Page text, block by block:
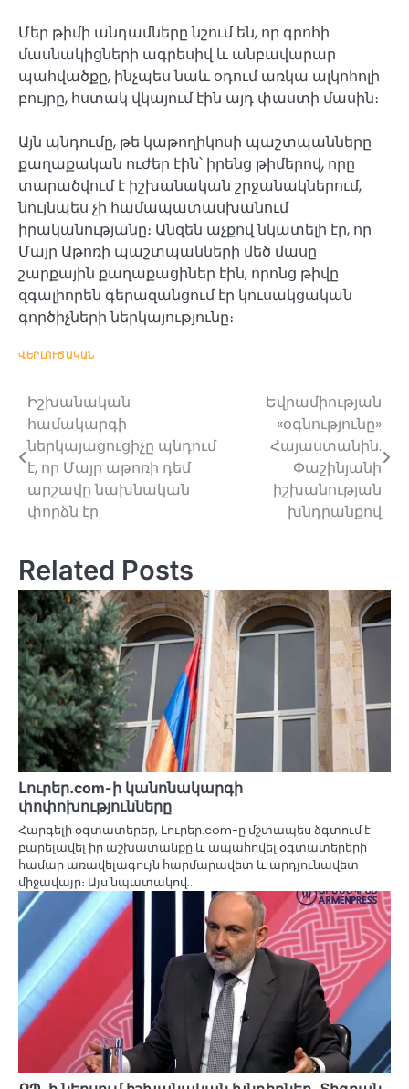
Մեր թիմի անդամները նշում են, որ գրոհի
մասնակիցների ագրեսիվ և անբավարար
պահվածքը, ինչպես նաև օդում առկա ալկոհոլի
բույրը, հստակ վկայում էին այդ փաստի մասին։
Այն պնդումը, թե կաթողիկոսի պաշտպանները
քաղաքական ուժեր էին՝ իրենց թիմերով, որը
տարածվում է իշխանական շրջանակներում,
նույնպես չի համապատասխանում
իրականությանը։ Անզեն աչքով նկատելի էր, որ
Մայր Աթոռի պաշտպանների մեծ մասը
շարքային քաղաքացիներ էին, որոնց թիվը
զգալիորեն գերազանցում էր կուսակցական
գործիչների ներկայությունը։
ՎԵՐԼՈՒԾԱԿԱՆ
Post
navigation
Իշխանական
համակարգի
ներկայացուցիչը պնդում
է, որ Մայր աթոռի դեմ
արշավը նախնական
փորձն էր
Եվրամիության
«օգնությունը»
Հայաստանին.
Փաշինյանի
իշխանության
խնդրանքով
Related Posts
Լուրեր.com-ի կանոնակարգի
փոփոխությունները
Հարգելի օգտատերեր, Լուրեր.com-ը մշտապես ձգտում է
բարելավել իր աշխատանքը և ապահովել օգտատերերի
համար առավելագույն հարմարավետ և արդյունավետ
միջավայր։ Այս նպատակով…